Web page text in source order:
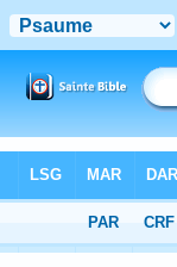
Chapitre 78> Verset 41